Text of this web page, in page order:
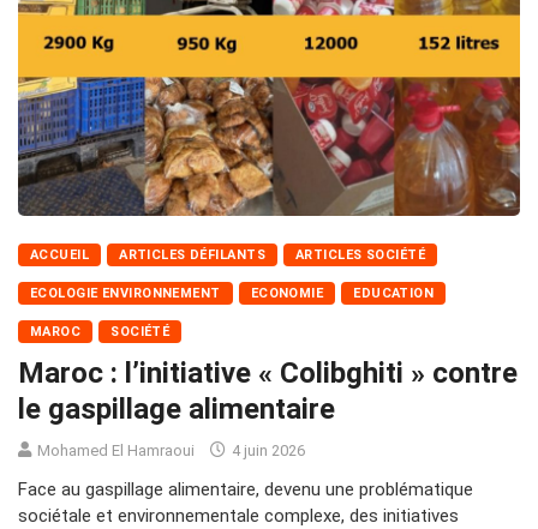
ACCUEIL ARTICLES DÉFILANTS ARTICLES SOCIÉTÉ
ECOLOGIE ENVIRONNEMENT ECONOMIE EDUCATION
MAROC SOCIÉTÉ
Maroc : l’initiative « Colibghiti » contre
le gaspillage alimentaire
Mohamed El Hamraoui 4 juin 2026
Face au gaspillage alimentaire, devenu une problématique
sociétale et environnementale complexe, des initiatives